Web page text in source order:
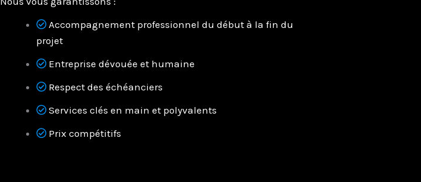
Accompagnement professionnel du début à la fin du
projet
Entreprise dévouée et humaine
Respect des échéanciers
Services clés en main et polyvalents
Prix compétitifs